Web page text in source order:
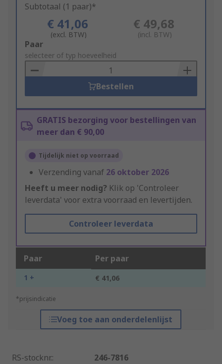
Subtotaal (1 paar)*
€ 41,06
(excl. BTW)
€ 49,68
(incl. BTW)
Add
to
Basket
Paar
selecteer of typ hoeveelheid
Bestellen
GRATIS bezorging voor bestellingen van
meer dan € 90,00
Tijdelijk niet op voorraad
Verzending vanaf 26 oktober 2026
Heeft u meer nodig? Klik op 'Controleer
leverdata' voor extra voorraad en levertijden.
Controleer leverdata
Paar Per paar
1 + € 41,06
*prijsindicatie
Voeg toe aan onderdelenlijst
RS-stocknr.:
246-7816